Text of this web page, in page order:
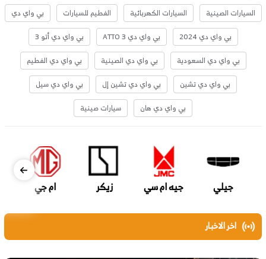
السيارات الصينية
السيارات الكهربائية الفطيم للسيارات
بي واي دي
بي واي دي 2024
بي واي دي ATTO 3
بي واي دي أتو 3
بي واي دي السعودية
بي واي دي الصينية
بي واي دي الفطيم
بي واي دي تشين
بي واي دي تشين إل
بي واي دي سيل
بي واي دي هان
سيارات صينية
جيلي جيه ام سي زيكر ام جي
اخر الاخبار